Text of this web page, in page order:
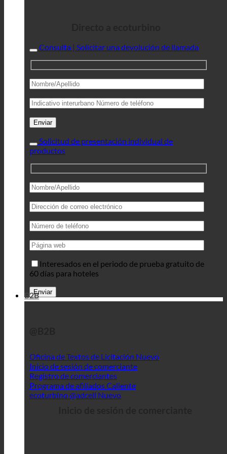
Consulta | Solicitar una devolución de llamada
Solicitud de presentación individual de
productos
Interesados en el periodo de prueba gratuito de
60 días para hoteles
B2B
Oficina de Textos de Licitación
Inicio de sesión de comerciante
Registro de comerciantes
Programa de afiliados
ecoturbino @adcell